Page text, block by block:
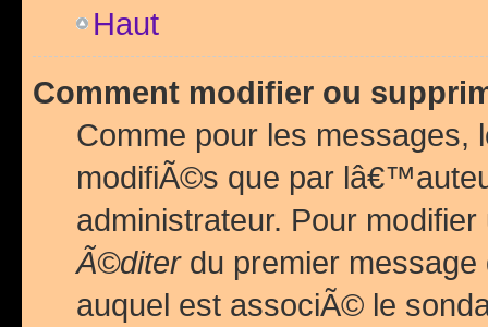
Haut
Comment modifier ou
Comme pour les messages,
modifiÃ©s que par
administrateur. Pour
Ã©diterdu premier
auquel est associÃ© le